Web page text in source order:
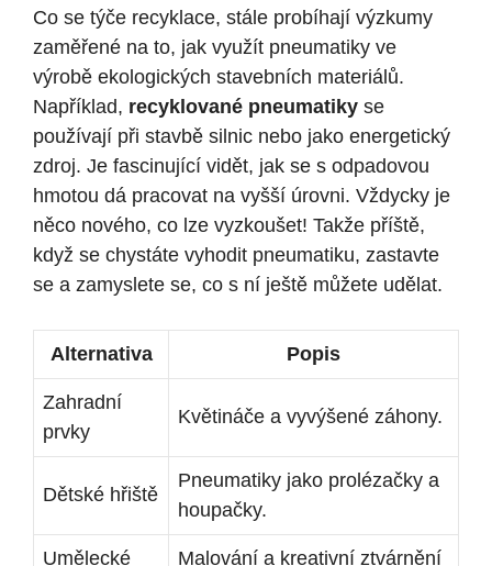
Co se týče recyklace, stále probíhají výzkumy
zaměřené na to, jak využít pneumatiky ve
výrobě ekologických stavebních materiálů.
Například, recyklované pneumatiky se
používají při stavbě silnic nebo jako energetický
zdroj. Je fascinující vidět, jak se s odpadovou
hmotou dá pracovat na vyšší úrovni. Vždycky je
něco nového, co lze vyzkoušet! Takže příště,
když se chystáte vyhodit pneumatiku, zastavte
se a zamyslete se, co s ní ještě můžete udělat.
Alternativa Popis
Zahradní
prvky
Květináče a vyvýšené záhony.
Dětské hřiště
Pneumatiky jako prolézačky a
houpačky.
Umělecké
Malování a kreativní ztvárnění